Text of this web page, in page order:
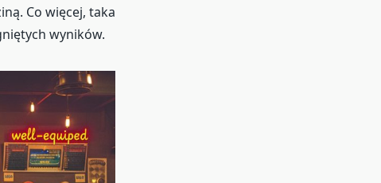
Co więcej, taka
wyników.